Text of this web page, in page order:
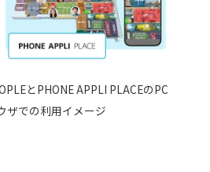
とPHONE APPLI PLACEのPC
ザでの利用イメージ